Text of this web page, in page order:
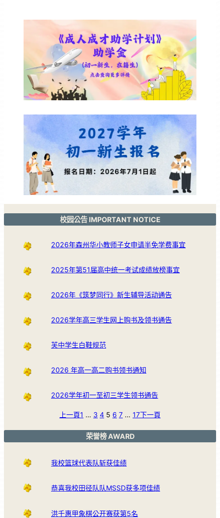
校园公告 IMPORTANT NOTICE
2026年森州华小教师子女申请半免学费事宜
2025年第51届高中统一考试成绩放榜事宜
2026年《筑梦同行》新生辅导活动通告
2026学年高三学生网上购书及领书通告
芙中学生白鞋规范
2026 年高一高二购书领书通知
2026学年初一至初三学生领书通告
上一頁1 … 3 4 5 6 7 … 17下一頁
荣誉榜 AWARD
我校篮球代表队斩获佳绩
恭喜我校田径队队MSSD获多项佳绩
洪千惠甲象棋公开赛获第5名